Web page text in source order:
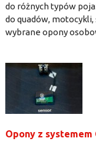
do różnych typów
do quadów,
wybrane opony
Opony z systemem